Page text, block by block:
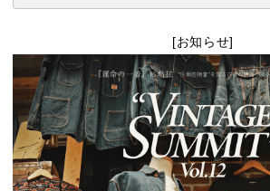
[お知らせ]